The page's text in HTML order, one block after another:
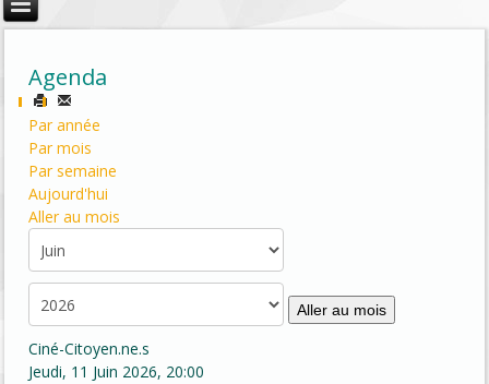
Agenda
Par année
Par mois
Par semaine
Aujourd'hui
Aller au mois
Aller au mois
Ciné-Citoyen.ne.s
Jeudi, 11 Juin 2026, 20:00